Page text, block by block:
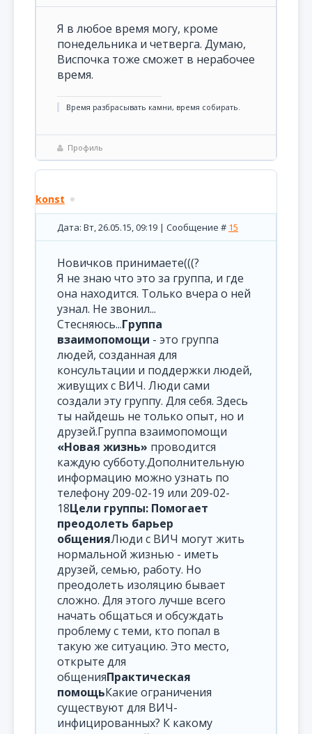
Я в любое время могу, кроме
понедельника и четверга. Думаю,
Виспочка тоже сможет в нерабочее
время.
Время разбрасывать камни, время собирать.
Профиль
konst
Дата: Вт, 26.05.15, 09:19 | Сообщение # 15
Новичков принимаете(((?
Я не знаю что это за группа, и где
она находится. Только вчера о ней
узнал. Не звонил...
Стесняюсь...Группа
взаимопомощи - это группа
людей, созданная для
консультации и поддержки людей,
живущих с ВИЧ. Люди сами
создали эту группу. Для себя. Здесь
ты найдешь не только опыт, но и
друзей.Группа взаимопомощи
«Новая жизнь» проводится
каждую субботу.Дополнительную
информацию можно узнать по
телефону 209-02-19 или 209-02-
18Цели группы: Помогает
преодолеть барьер
общенияЛюди с ВИЧ могут жить
нормальной жизнью - иметь
друзей, семью, работу. Но
преодолеть изоляцию бывает
сложно. Для этого лучше всего
начать общаться и обсуждать
проблему с теми, кто попал в
такую же ситуацию. Это место,
открыте для
общенияПрактическая
помощьКакие ограничения
существуют для ВИЧ-
инфицированных? К какому